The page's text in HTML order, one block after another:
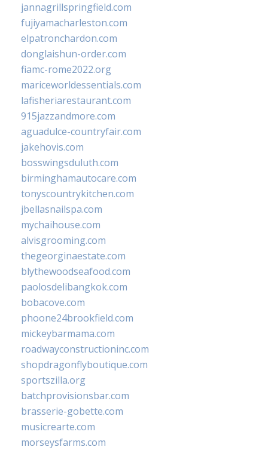
jannagrillspringfield.com
fujiyamacharleston.com
elpatronchardon.com
donglaishun-order.com
fiamc-rome2022.org
mariceworldessentials.com
lafisheriarestaurant.com
915jazzandmore.com
aguadulce-countryfair.com
jakehovis.com
bosswingsduluth.com
birminghamautocare.com
tonyscountrykitchen.com
jbellasnailspa.com
mychaihouse.com
alvisgrooming.com
thegeorginaestate.com
blythewoodseafood.com
paolosdelibangkok.com
bobacove.com
phoone24brookfield.com
mickeybarmama.com
roadwayconstructioninc.com
shopdragonflyboutique.com
sportszilla.org
batchprovisionsbar.com
brasserie-gobette.com
musicrearte.com
morseysfarms.com